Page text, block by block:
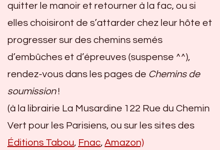
quitter le manoir et retourner à la fac, ou si
elles choisiront de s’attarder chez leur hôte et
progresser sur des chemins semés
d’embûches et d’épreuves (suspense ^^),
rendez-vous dans les pages de Chemins de
soumission!
(à la librairie La Musardine 122 Rue du Chemin
Vert pour les Parisiens, ou sur les sites des
Éditions Tabou, Fnac, Amazon)